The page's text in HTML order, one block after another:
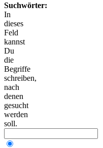
Suchwörter:
In
dieses
Feld
kannst
Du
die
Begriffe
schreiben,
nach
denen
gesucht
werden
soll.